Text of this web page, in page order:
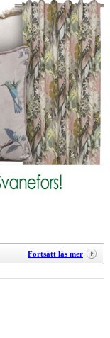
Fortsätt läs mer